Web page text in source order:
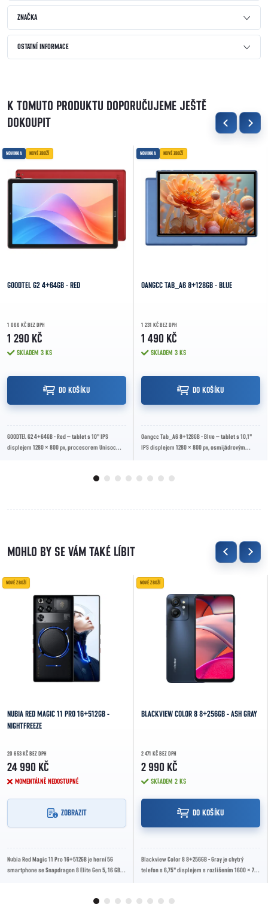
ZNAČKA
OSTATNÍ INFORMACE
K TOMUTO PRODUKTU DOPORUČUJEME JEŠTĚ
DOKOUPIT
NOVINKA NOVÉ ZBOŽÍ
GOODTEL G2 4+64GB - RED
1 066 KČ BEZ DPH
1 290 KČ
SKLADEM 3 KS
DO KOŠÍKU
GOODTEL G2 4+64GB - Red – tablet s 10" IPS
displejem 1280 × 800 px, procesorem Unisoc
NOVINKA NOVÉ ZBOŽÍ
OANGCC TAB_A6 8+128GB - BLUE
1 231 KČ BEZ DPH
1 490 KČ
SKLADEM 3 KS
DO KOŠÍKU
Oangcc Tab_A6 8+128GB - Blue – tablet s 10,1"
IPS displejem 1280 × 800 px, osmijádrovým
NOVÉ ZBOŽÍ
NUBIA RED MAGIC 11 PRO 16+512GB -
NIGHTFREEZE
20 653 KČ BEZ DPH
24 990 KČ
MOMENTÁLNĚ NEDOSTUPNÉ
ZOBRAZIT
Nubia Red Magic 11 Pro 16+512GB je herní 5G
smartphone se Snapdragon 8 Elite Gen 5, 16 GB
NOVÉ ZBOŽÍ
BLACKVIEW COLOR 8 8+256GB - ASH GRAY
2 471 KČ BEZ DPH
2 990 KČ
SKLADEM 2 KS
DO KOŠÍKU
Blackview Color 8 8+256GB - Gray je chytrý
telefon s 6,75" displejem s rozlišením 1600 × 720